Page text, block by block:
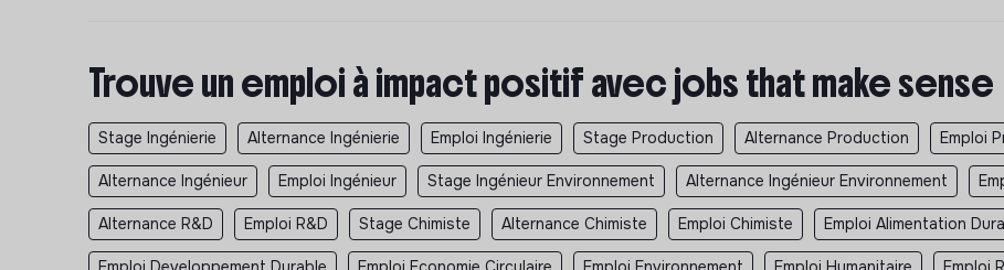
Trouve un emploi à impact positif avec jobs that make sense
Stage Ingénierie Alternance Ingénierie Emploi Ingénierie Stage Production Alternance Production Emploi
Alternance Ingénieur Emploi Ingénieur Stage Ingénieur Environnement Alternance Ingénieur Environnement
Alternance R&D Emploi R&D Stage Chimiste Alternance Chimiste Emploi Chimiste Emploi Alimentation